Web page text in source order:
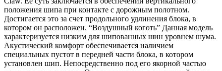
положения шипа при контакте с дорожным полотном.
Достигается это за счет продольного удлинения блока, в
котором он расположен. “Воздушный коготь” Данная модель
характеризуется низким для шипованных шин уровнем шума.
Акустический комфорт обеспечивается наличием
специальных пустот в передней части блока, в котором
установлен шип. Непосредственно под его якорной частью